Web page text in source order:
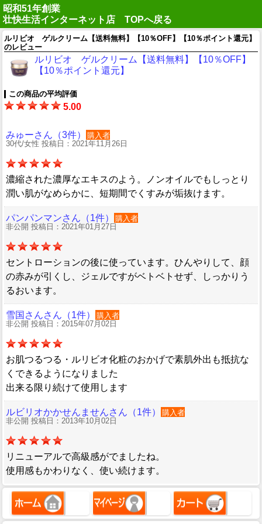
昭和51年創業
壮快生活インターネット店 TOPへ戻る
ルリビオ ゲルクリーム【送料無料】【10％OFF】【10％ポイント還元】
のレビュー
ルリビオ ゲルクリーム【送料無料】【10％OFF】
【10％ポイント還元】
この商品の平均評価
5.00
みゅーさん（3件）
購入者
30代/女性 投稿日：2021年11月26日
濃縮された濃厚なエキスのよう。ノンオイルでもしっとり
潤い肌がなめらかに、短期間でくすみが垢抜けます。
パンパンマンさん（1件）
購入者
非公開 投稿日：2021年01月27日
セントローションの後に使っています。ひんやりして、顔
の赤みが引くし、ジェルですがベトベトせず、しっかりう
るおいます。
雪国さんさん（1件）
購入者
非公開 投稿日：2015年07月02日
お肌つるつる・ルリビオ化粧のおかげで素肌外出も抵抗な
くできるようになりました
出来る限り続けて使用します
ルビリオかかせんませんさん（1件）
購入者
非公開 投稿日：2013年10月02日
リニューアルで高級感がでましたね。
使用感もかわりなく、使い続けます。